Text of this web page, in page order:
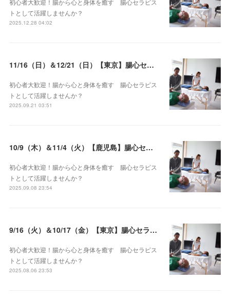
初心者大歓迎！腸から心と身体を癒す 腸心セラピス
トとして活躍しませんか？
2025.12.28 04:02
11/16（日）＆12/21（日）【東京】腸心セラピスト養成コース《２日間コース》開講決定
初心者大歓迎！腸から心と身体を癒す 腸心セラピス
トとして活躍しませんか？
2025.09.21 03:51
10/9（木）＆11/4（火）【鹿児島】腸心セラピスト養成コース《２日間コース》開講決定
初心者大歓迎！腸から心と身体を癒す 腸心セラピス
トとして活躍しませんか？
2025.09.08 23:54
9/16（火）＆10/17（金）【東京】腸心セラピスト養成コース《２日間コース》開講決定
初心者大歓迎！腸から心と身体を癒す 腸心セラピス
トとして活躍しませんか？
2025.08.06 23:53